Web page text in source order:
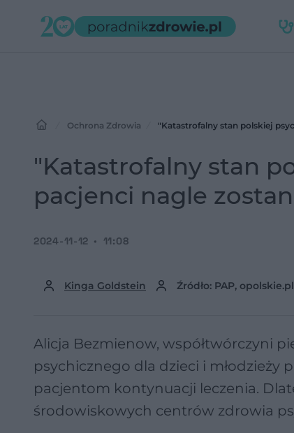
Ochrona Zdrowia "Katastrofalny stan polskiej
"Katastrofalny stan
pacjenci nagle
Kinga Goldstein Źródło: PAP, opolskie.pl
2024-11-12 11:08
Alicja Bezmienow, współtwórczyni
psychicznego dla dzieci i młodzieży
pacjentom kontynuacji leczenia.
środowiskowych centrów zdrowia